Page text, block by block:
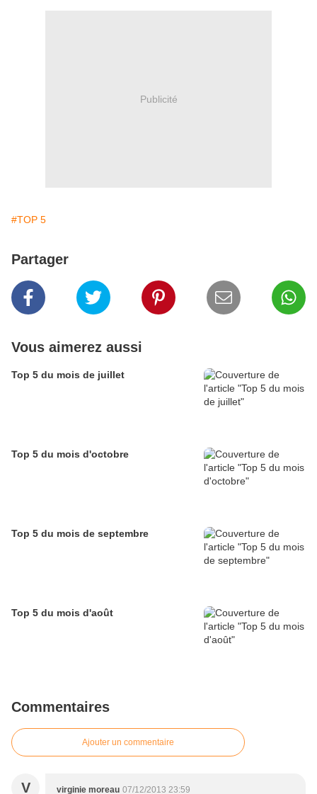
Publicité
#TOP 5
Partager
Vous aimerez aussi
Top 5 du mois de juillet
Top 5 du mois d'octobre
Top 5 du mois de septembre
Top 5 du mois d'août
Commentaires
Ajouter un commentaire
V virginie moreau 07/12/2013 23:59